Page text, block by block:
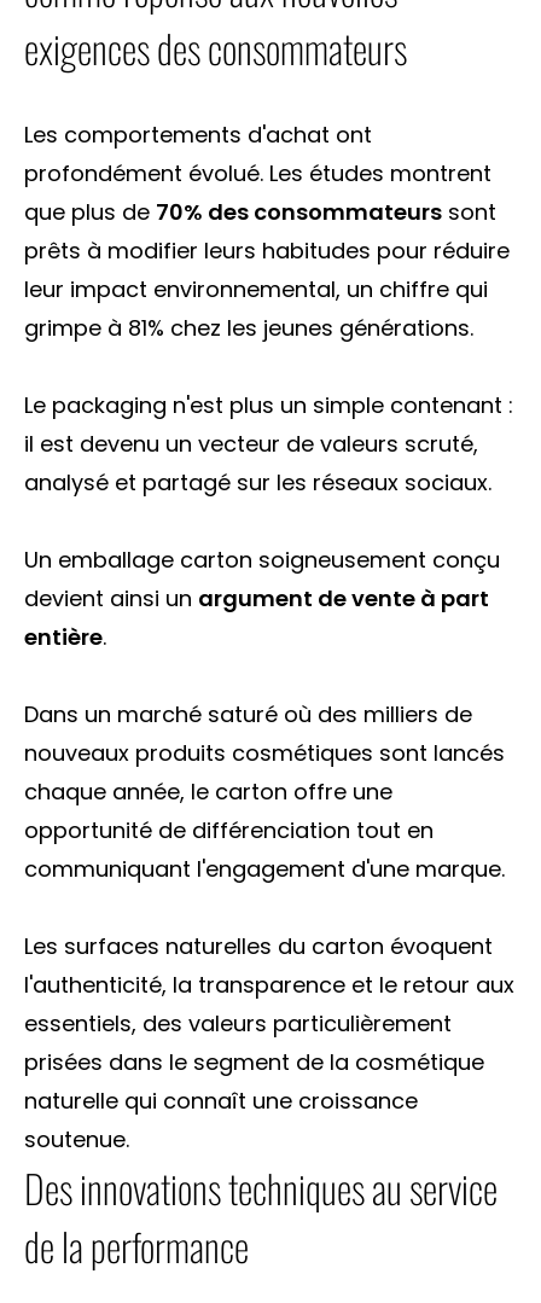
exigences des consommateurs
Les comportements d'achat ont
profondément évolué. Les études montrent
que plus de 70% des consommateurs sont
prêts à modifier leurs habitudes pour réduire
leur impact environnemental, un chiffre qui
grimpe à 81% chez les jeunes générations.
Le packaging n'est plus un simple contenant :
il est devenu un vecteur de valeurs scruté,
analysé et partagé sur les réseaux sociaux.
Un emballage carton soigneusement conçu
devient ainsi un argument de vente à part
entière.
Dans un marché saturé où des milliers de
nouveaux produits cosmétiques sont lancés
chaque année, le carton offre une
opportunité de différenciation tout en
communiquant l'engagement d'une marque.
Les surfaces naturelles du carton évoquent
l'authenticité, la transparence et le retour aux
essentiels, des valeurs particulièrement
prisées dans le segment de la cosmétique
naturelle qui connaît une croissance
soutenue.
Des innovations techniques au service
de la performance